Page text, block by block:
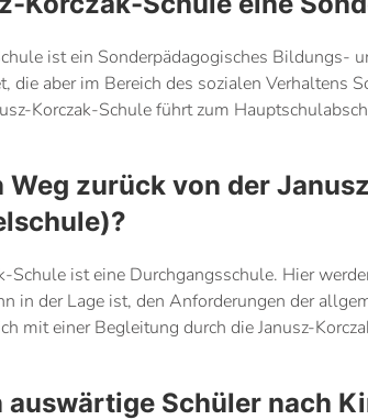
ist ein Sonderpädagogisches
die aber im Bereich des sozialen Verhaltens
Korczak-Schule führt zum
Weg zurück von der
Schule ist eine Durchgangsschule. Hier
in der Lage ist, den Anforderungen der
mit einer Begleitung durch die Janusz-
auswärtige Schüler nach